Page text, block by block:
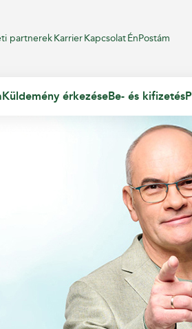
partnerekKarrierKapcsolatÉnPostám
Küldemény érkezéseBe- és kifizetés